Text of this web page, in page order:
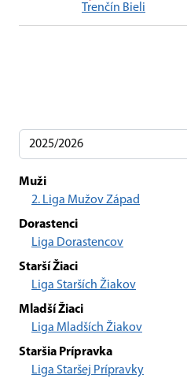
Trenčín Bieli
Muži
2. Liga Mužov Západ
Dorastenci
Liga Dorastencov
Starší Žiaci
Liga Starších Žiakov
Mladší Žiaci
Liga Mladších Žiakov
Staršia Prípravka
Liga Staršej Prípravky